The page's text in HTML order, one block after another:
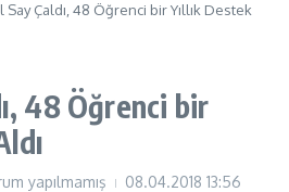
Say Çaldı, 48 Öğrenci bir Yıllık Destek
48 Öğrenci bir
yapılmamış 08.04.2018 13:56